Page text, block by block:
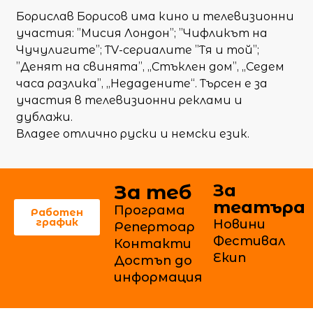
Борислав Борисов има кино и телевизионни
участия: ”Мисия Лондон”; ”Чифликът на
Чучулигите”; ТV-сериалите ”Тя и той”;
”Денят на свинята”, „Стъклен дом”, „Седем
часа разлика”, „Недадените“. Търсен е за
участия в телевизионни реклами и
дублажи.
Владее отлично руски и немски език.
Работен
график
За теб
Програма
Репертоар
Контакти
Достъп до
информация
За
театъра
Новини
Фестивал
Екип